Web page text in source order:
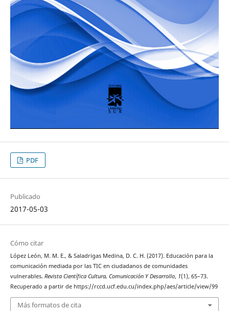
PDF
Publicado
2017-05-03
Cómo citar
López León, M. M. E., & Saladrigas Medina, D. C. H. (2017). Educación para la
comunicación mediada por las TIC en ciudadanos de comunidades
vulnerables. Revista Científica Cultura, Comunicación Y Desarrollo, 1(1), 65–73.
Recuperado a partir de https://rccd.ucf.edu.cu/index.php/aes/article/view/99
Más formatos de cita